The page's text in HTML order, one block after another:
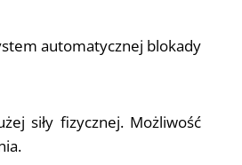
automatycznej blokady
siły fizycznej. Możliwość